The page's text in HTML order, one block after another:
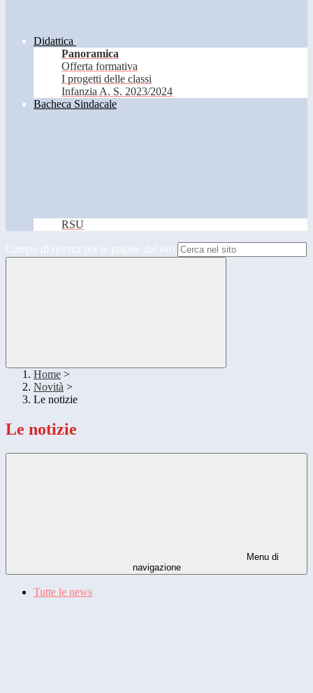
Didattica
Panoramica
Offerta formativa
I progetti delle classi
Infanzia A. S. 2023/2024
Bacheca Sindacale
RSU
Campo di ricerca per le pagine del sito
Home >
Novità >
Le notizie
Le notizie
Menu di
navigazione
Tutte le news